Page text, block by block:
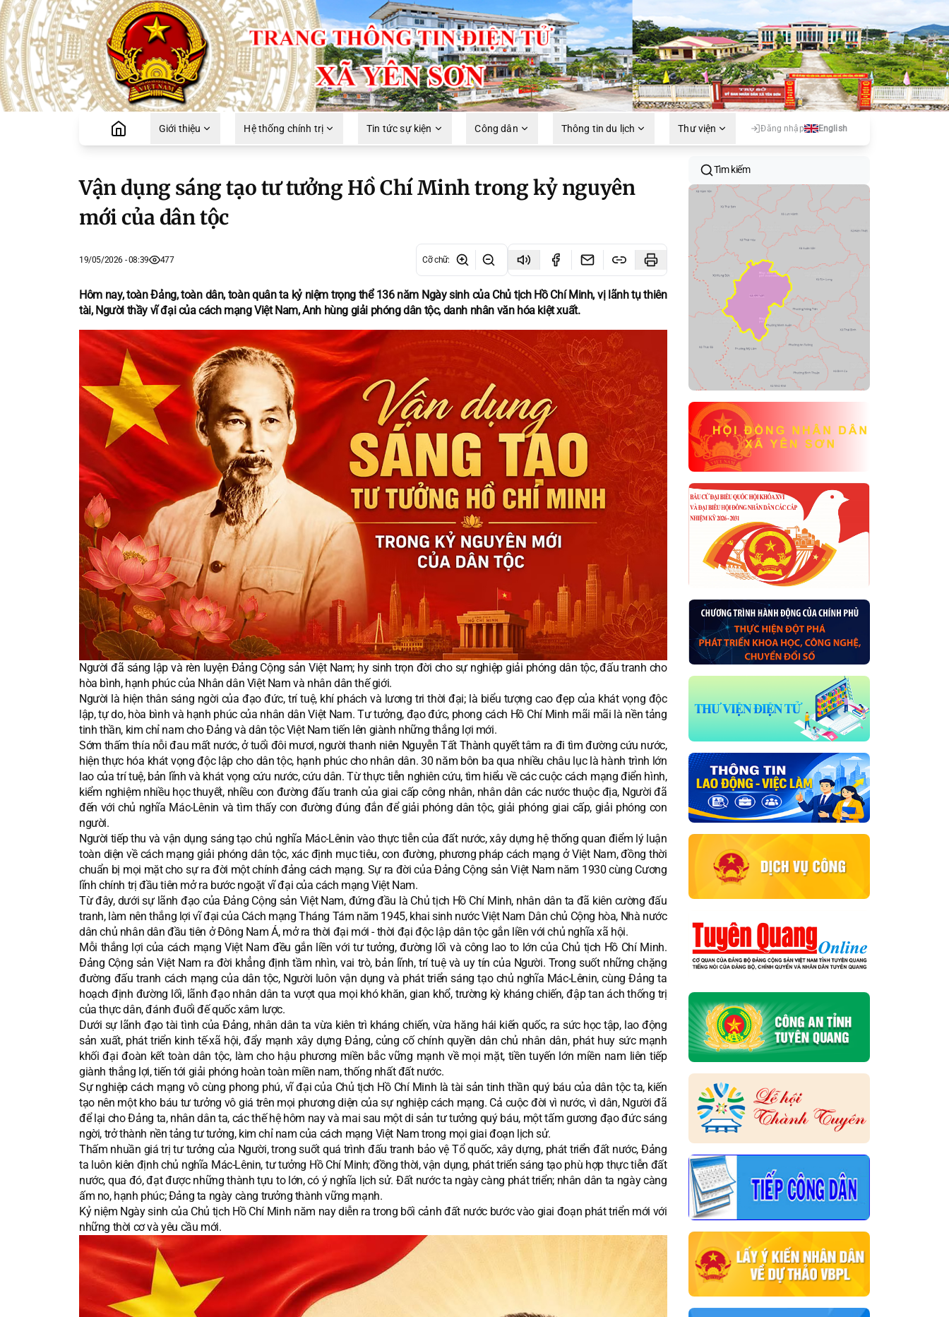
Giới thiệu Hệ thống chính trị Tin tức sự kiện Công dân Thông tin du lịch Thư viện Đăng nhập English
Vận dụng sáng tạo tư tưởng Hồ Chí Minh trong kỷ nguyên
mới của dân tộc
19/05/2026 - 08:39 477 Cỡ chữ:
Hôm nay, toàn Đảng, toàn dân, toàn quân ta kỷ niệm trọng thể 136 năm Ngày sinh của Chủ tịch Hồ Chí Minh, vị lãnh tụ thiên
tài, Người thầy vĩ đại của cách mạng Việt Nam, Anh hùng giải phóng dân tộc, danh nhân văn hóa kiệt xuất.
Người đã sáng lập và rèn luyện Đảng Cộng sản Việt Nam; hy sinh trọn đời cho sự nghiệp giải phóng dân tộc, đấu tranh cho
hòa bình, hạnh phúc của Nhân dân Việt Nam và nhân dân thế giới.
Người là hiện thân sáng ngời của đạo đức, trí tuệ, khí phách và lương tri thời đại; là biểu tượng cao đẹp của khát vọng độc
lập, tự do, hòa bình và hạnh phúc của nhân dân Việt Nam. Tư tưởng, đạo đức, phong cách Hồ Chí Minh mãi mãi là nền tảng
tinh thần, kim chỉ nam cho Đảng và dân tộc Việt Nam tiến lên giành những thắng lợi mới.
Sớm thấm thía nỗi đau mất nước, ở tuổi đôi mươi, người thanh niên Nguyễn Tất Thành quyết tâm ra đi tìm đường cứu nước,
hiện thực hóa khát vọng độc lập cho dân tộc, hạnh phúc cho nhân dân. 30 năm bôn ba qua nhiều châu lục là hành trình lớn
lao của trí tuệ, bản lĩnh và khát vọng cứu nước, cứu dân. Từ thực tiễn nghiên cứu, tìm hiểu về các cuộc cách mạng điển hình,
kiểm nghiệm nhiều học thuyết, nhiều con đường đấu tranh của giai cấp công nhân, nhân dân các nước thuộc địa, Người đã
đến với chủ nghĩa Mác-Lênin và tìm thấy con đường đúng đắn để giải phóng dân tộc, giải phóng giai cấp, giải phóng con
người.
Người tiếp thu và vận dụng sáng tạo chủ nghĩa Mác-Lênin vào thực tiễn của đất nước, xây dựng hệ thống quan điểm lý luận
toàn diện về cách mạng giải phóng dân tộc, xác định mục tiêu, con đường, phương pháp cách mạng ở Việt Nam, đồng thời
chuẩn bị mọi mặt cho sự ra đời một chính đảng cách mạng. Sự ra đời của Đảng Cộng sản Việt Nam năm 1930 cùng Cương
lĩnh chính trị đầu tiên mở ra bước ngoặt vĩ đại của cách mạng Việt Nam.
Từ đây, dưới sự lãnh đạo của Đảng Cộng sản Việt Nam, đứng đầu là Chủ tịch Hồ Chí Minh, nhân dân ta đã kiên cường đấu
tranh, làm nên thắng lợi vĩ đại của Cách mạng Tháng Tám năm 1945, khai sinh nước Việt Nam Dân chủ Cộng hòa, Nhà nước
dân chủ nhân dân đầu tiên ở Đông Nam Á, mở ra thời đại mới - thời đại độc lập dân tộc gắn liền với chủ nghĩa xã hội.
Mỗi thắng lợi của cách mạng Việt Nam đều gắn liền với tư tưởng, đường lối và công lao to lớn của Chủ tịch Hồ Chí Minh.
Đảng Cộng sản Việt Nam ra đời khẳng định tầm nhìn, vai trò, bản lĩnh, trí tuệ và uy tín của Người. Trong suốt những chặng
đường đấu tranh cách mạng của dân tộc, Người luôn vận dụng và phát triển sáng tạo chủ nghĩa Mác-Lênin, cùng Đảng ta
hoạch định đường lối, lãnh đạo nhân dân ta vượt qua mọi khó khăn, gian khổ, trường kỳ kháng chiến, đập tan ách thống trị
của thực dân, đánh đuổi đế quốc xâm lược.
Dưới sự lãnh đạo tài tình của Đảng, nhân dân ta vừa kiên trì kháng chiến, vừa hăng hái kiến quốc, ra sức học tập, lao động
sản xuất, phát triển kinh tế-xã hội, đẩy mạnh xây dựng Đảng, củng cố chính quyền dân chủ nhân dân, phát huy sức mạnh
khối đại đoàn kết toàn dân tộc, làm cho hậu phương miền bắc vững mạnh về mọi mặt, tiền tuyến lớn miền nam liên tiếp
giành thắng lợi, tiến tới giải phóng hoàn toàn miền nam, thống nhất đất nước.
Sự nghiệp cách mạng vô cùng phong phú, vĩ đại của Chủ tịch Hồ Chí Minh là tài sản tinh thần quý báu của dân tộc ta, kiến
tạo nên một kho báu tư tưởng vô giá trên mọi phương diện của sự nghiệp cách mạng. Cả cuộc đời vì nước, vì dân, Người đã
để lại cho Đảng ta, nhân dân ta, các thế hệ hôm nay và mai sau một di sản tư tưởng quý báu, một tấm gương đạo đức sáng
ngời, trở thành nền tảng tư tưởng, kim chỉ nam của cách mạng Việt Nam trong mọi giai đoạn lịch sử.
Thấm nhuần giá trị tư tưởng của Người, trong suốt quá trình đấu tranh bảo vệ Tổ quốc, xây dựng, phát triển đất nước, Đảng
ta luôn kiên định chủ nghĩa Mác-Lênin, tư tưởng Hồ Chí Minh; đồng thời, vận dụng, phát triển sáng tạo phù hợp thực tiễn đất
nước, qua đó, đạt được những thành tựu to lớn, có ý nghĩa lịch sử. Đất nước ta ngày càng phát triển; nhân dân ta ngày càng
ấm no, hạnh phúc; Đảng ta ngày càng trưởng thành vững mạnh.
Kỷ niệm Ngày sinh của Chủ tịch Hồ Chí Minh năm nay diễn ra trong bối cảnh đất nước bước vào giai đoạn phát triển mới với
những thời cơ và yêu cầu mới.
Tìm kiếm